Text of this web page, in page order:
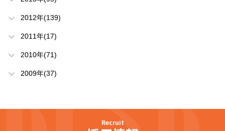
2012年(139)
2011年(17)
2010年(71)
2009年(37)
Recruit